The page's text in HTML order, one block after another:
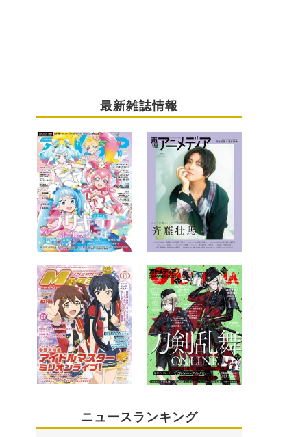
最新雑誌情報
ニュースランキング